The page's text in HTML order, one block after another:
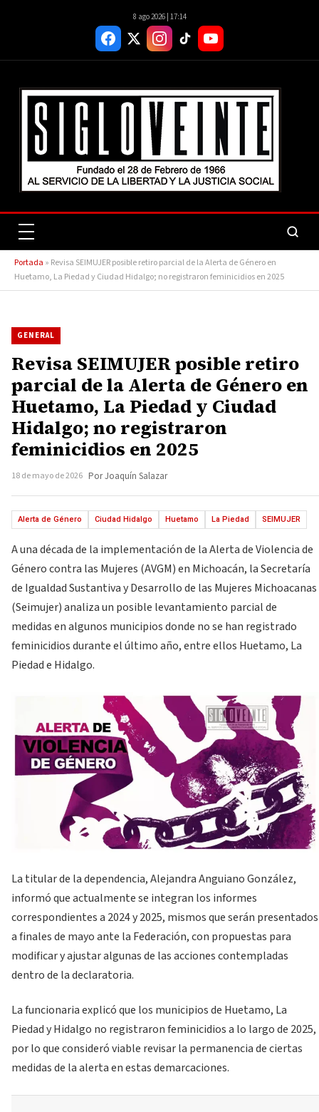
8 ago 2026 | 17:14
Portada » Revisa SEIMUJER posible retiro parcial de la Alerta de Género en
Huetamo, La Piedad y Ciudad Hidalgo; no registraron feminicidios en 2025
GENERAL
Revisa SEIMUJER posible retiro
parcial de la Alerta de Género en
Huetamo, La Piedad y Ciudad
Hidalgo; no registraron
feminicidios en 2025
18 de mayo de 2026 Por Joaquín Salazar
Alerta de Género Ciudad Hidalgo Huetamo La Piedad SEIMUJER
A una década de la implementación de la Alerta de Violencia de
Género contra las Mujeres (AVGM) en Michoacán, la Secretaría
de Igualdad Sustantiva y Desarrollo de las Mujeres Michoacanas
(Seimujer) analiza un posible levantamiento parcial de
medidas en algunos municipios donde no se han registrado
feminicidios durante el último año, entre ellos Huetamo, La
Piedad e Hidalgo.
La titular de la dependencia, Alejandra Anguiano González,
informó que actualmente se integran los informes
correspondientes a 2024 y 2025, mismos que serán presentados
a finales de mayo ante la Federación, con propuestas para
modificar y ajustar algunas de las acciones contempladas
dentro de la declaratoria.
La funcionaria explicó que los municipios de Huetamo, La
Piedad y Hidalgo no registraron feminicidios a lo largo de 2025,
por lo que consideró viable revisar la permanencia de ciertas
medidas de la alerta en estas demarcaciones.